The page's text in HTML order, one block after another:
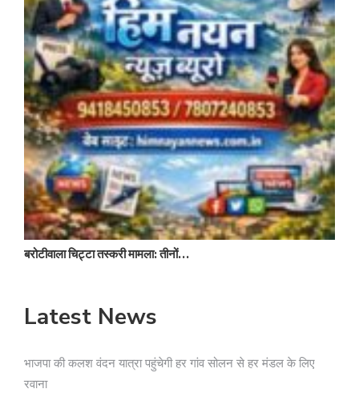
बरोटीवाला चिट्टा तस्करी मामला: तीनों…
Latest News
भाजपा की कलश वंदन यात्रा पहुंचेगी हर गांव सोलन से हर मंडल के लिए
रवाना